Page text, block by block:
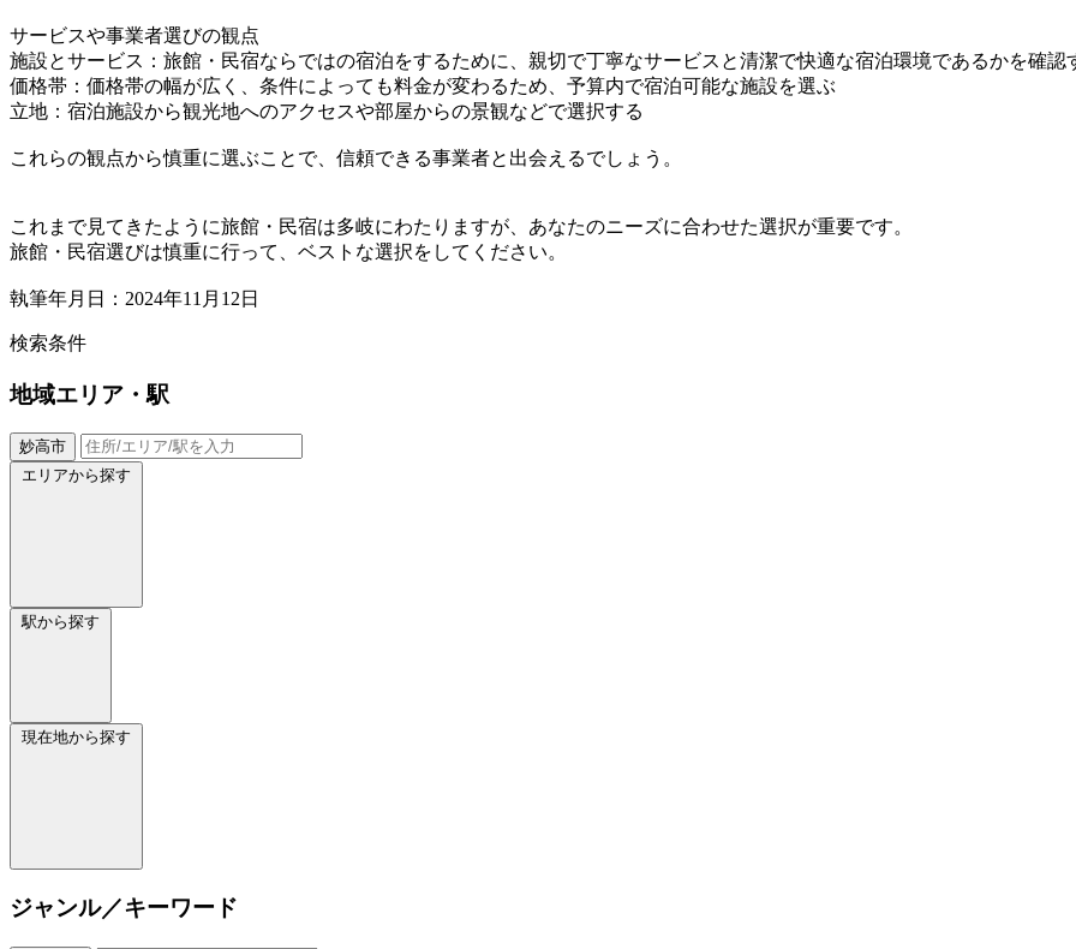
サービスや事業者選びの観点
施設とサービス：旅館・民宿ならではの宿泊をするために、親切で丁寧なサービスと清潔で快適な宿泊環境であるかを確認
価格帯：価格帯の幅が広く、条件によっても料金が変わるため、予算内で宿泊可能な施設を選ぶ
立地：宿泊施設から観光地へのアクセスや部屋からの景観などで選択する
これらの観点から慎重に選ぶことで、信頼できる事業者と出会えるでしょう。
これまで見てきたように旅館・民宿は多岐にわたりますが、あなたのニーズに合わせた選択が重要です。
旅館・民宿選びは慎重に行って、ベストな選択をしてください。
執筆年月日：2024年11月12日
検索条件
地域エリア・駅
妙高市
エリアから探す
駅から探す
現在地から探す
ジャンル／キーワード